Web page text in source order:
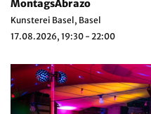
MontagsAbrazo
Kunsterei Basel, Basel
17.08.2026, 19:30 - 22:00